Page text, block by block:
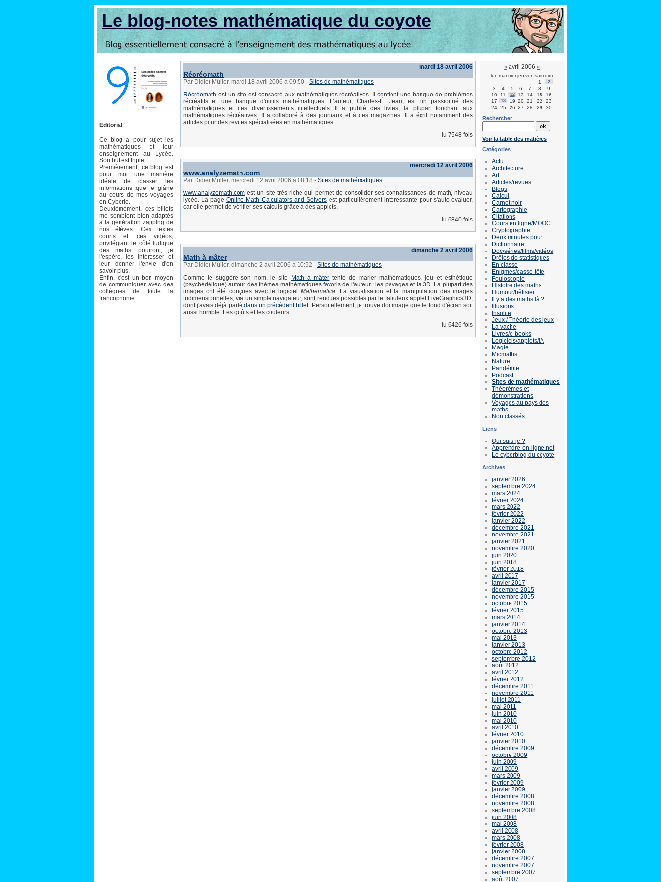
Le blog-notes mathématique du coyote
Editorial
Ce blog a pour sujet les
mathématiques et leur
enseignement au Lycée.
Son but est triple.
Premièrement, ce blog est
pour moi une manière
idéale de classer les
informations que je glâne
au cours de mes voyages
en Cybérie.
Deuxièmement, ces billets
me semblent bien adaptés
à la génération zapping de
nos élèves. Ces textes
courts et ces vidéos,
privilégiant le côté ludique
des maths, pourront, je
l'espère, les intéresser et
leur donner l'envie d'en
savoir plus.
Enfin, c'est un bon moyen
de communiquer avec des
collègues de toute la
francophonie.
mardi 18 avril 2006
Récréomath
Par Didier Müller, mardi 18 avril 2006 à 09:50 - Sites de mathématiques
Récréomath est un site est consacré aux mathématiques récréatives. Il contient une banque de problèmes
récréatifs et une banque d'outils mathématiques. L’auteur, Charles-É. Jean, est un passionné des
mathématiques et des divertissements intellectuels. Il a publié des livres, la plupart touchant aux
mathématiques récréatives. Il a collaboré à des journaux et à des magazines. Il a écrit notamment des
articles pour des revues spécialisées en mathématiques.
lu 7548 fois
mercredi 12 avril 2006
www.analyzemath.com
Par Didier Müller, mercredi 12 avril 2006 à 08:18 - Sites de mathématiques
www.analyzemath.com est un site très riche qui permet de consolider ses connaissances de math, niveau
lycée. La page Online Math Calculators and Solvers est particulièrement intéressante pour s'auto-évaluer,
car elle permet de vérifier ses calculs grâce à des applets.
lu 6840 fois
dimanche 2 avril 2006
Math à mâter
Par Didier Müller, dimanche 2 avril 2006 à 10:52 - Sites de mathématiques
Comme le suggère son nom, le site
Math à mâter tente de marier mathématiques, jeu et esthétique
(psychédélique) autour des thèmes mathématiques favoris de l'auteur : les pavages et la 3D. La plupart des
images ont été conçues avec le logiciel Mathematica. La visualisation et la manipulation des images
tridimensionnelles, via un simple navigateur, sont rendues possibles par le fabuleux applet LiveGraphics3D,
dont j'avais déjà parlé dans un précédent billet. Personellement, je trouve dommage que le fond d'écran soit
aussi horrible. Les goûts et les couleurs...
lu 6426 fois
« avril 2006 »
lun marmerjeu ven samdim
1
2
3 4 5 6 7 8
9
10
11 12 13 14 15
16
17
18 19 20 21 22
23
24 25 26 27 28 29 30
Rechercher
Voir la table des matières
Catégories
Actu
Architecture
Art
Articles/revues
Blogs
Calcul
Carnet noir
Cartographie
Citations
Cours en ligne/MOOC
Cryptographie
Deux minutes pour...
Dictionnaire
Doc/séries/films/vidéos
Drôles de statistiques
En classe
Enigmes/casse-tête
Fouloscopie
Histoire des maths
Humour/bêtisier
Il y a des maths là ?
Illusions
Insolite
Jeux / Théorie des jeux
La vache
Livres/e-books
Logiciels/applets/IA
Magie
Micmaths
Nature
Pandémie
Podcast
Sites de mathématiques
Théorèmes et
démonstrations
Voyages au pays des
maths
Non classés
Liens
Qui suis-je ?
Apprendre-en-ligne.net
Le cyberblog du coyote
Archives
janvier 2026
septembre 2024
mars 2024
février 2024
mars 2022
février 2022
janvier 2022
décembre 2021
novembre 2021
janvier 2021
novembre 2020
juin 2020
juin 2018
février 2018
avril 2017
janvier 2017
décembre 2015
novembre 2015
octobre 2015
février 2015
mars 2014
janvier 2014
octobre 2013
mai 2013
janvier 2013
octobre 2012
septembre 2012
août 2012
avril 2012
février 2012
décembre 2011
novembre 2011
juillet 2011
mai 2011
juin 2010
mai 2010
avril 2010
février 2010
janvier 2010
décembre 2009
octobre 2009
juin 2009
avril 2009
mars 2009
février 2009
janvier 2009
décembre 2008
novembre 2008
septembre 2008
juin 2008
mai 2008
avril 2008
mars 2008
février 2008
janvier 2008
décembre 2007
novembre 2007
septembre 2007
août 2007